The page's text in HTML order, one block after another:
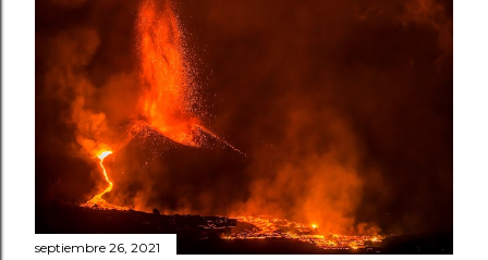
septiembre 26, 2021